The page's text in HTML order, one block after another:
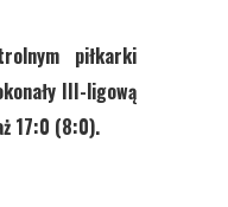
piłkarki
III-ligową
17:0 (8:0).